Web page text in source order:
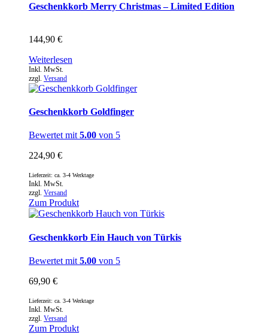
Geschenkkorb Merry Christmas – Limited Edition
144,90 €
Inkl. MwSt.
zzgl. Versand
Weiterlesen
Geschenkkorb Goldfinger
Bewertet mit5.00 von 5
224,90 €
Inkl. MwSt.
zzgl. Versand
Lieferzeit: ca. 3-4 Werktage
Zum Produkt
Geschenkkorb Ein Hauch von Türkis
Bewertet mit 5.00 von 5
69,90 €
Inkl. MwSt.
zzgl. Versand
Lieferzeit: ca. 3-4 Werktage
Zum Produkt